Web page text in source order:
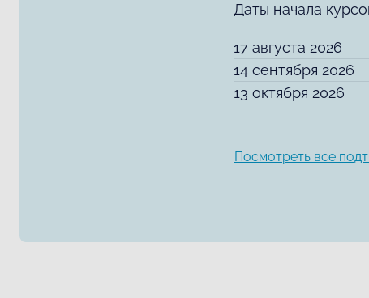
Даты начала
17 августа 2026
14 сентября 2026
13 октября 2026
Посмотреть все